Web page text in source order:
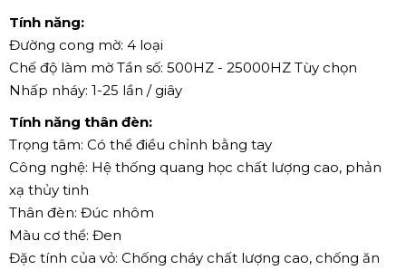
Tính năng:
Đường cong mờ: 4 loại
Chế độ làm mờ Tần số: 500HZ - 25000HZ Tùy chọn
Nhấp nháy: 1-25 lần / giây
Tính năng thân đèn:
Trọng tâm: Có thể điều chỉnh bằng tay
Công nghệ: Hệ thống quang học chất lượng cao, phản
xạ thủy tinh
Thân đèn: Đúc nhôm
Màu cơ thể: Đen
Đặc tính của vỏ: Chống cháy chất lượng cao, chống ăn